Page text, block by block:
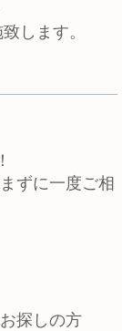
致します。
ずに一度ご相
探しの方